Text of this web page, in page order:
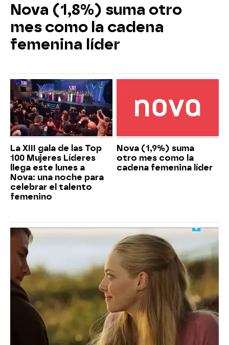
Nova (1,8%) suma otro
mes como la cadena
femenina líder
La XIII gala de las Top
100 Mujeres Líderes
llega este lunes a
Nova: una noche para
celebrar el talento
femenino
Nova (1,9%) suma
otro mes como la
cadena femenina líder